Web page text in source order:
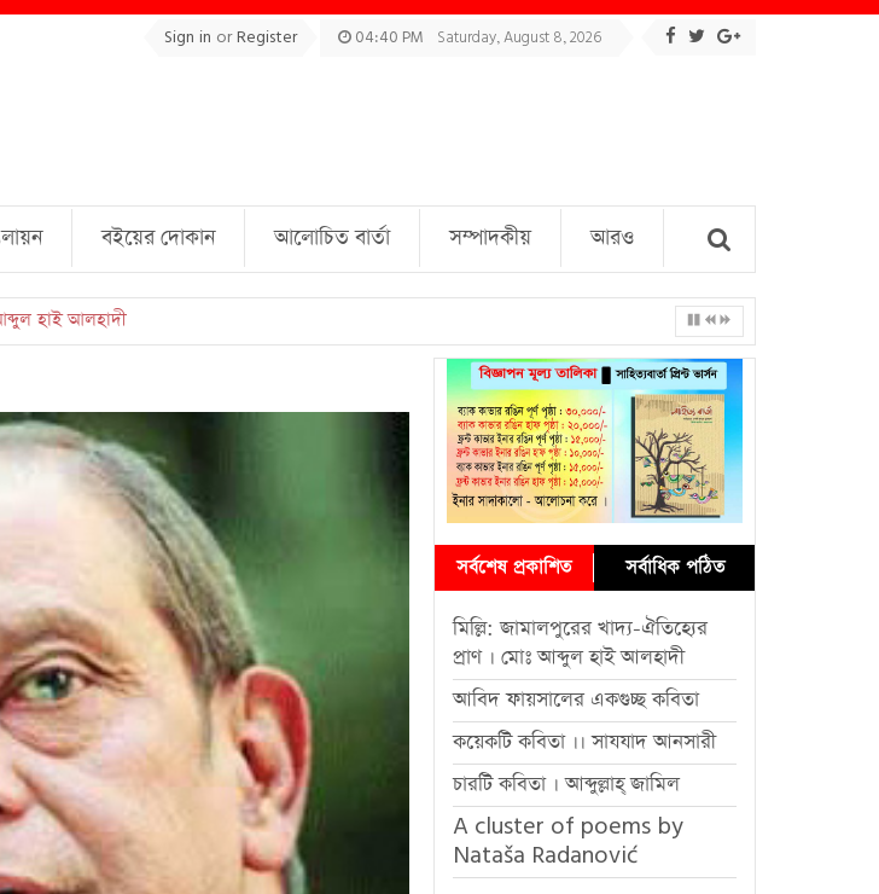
Sign in orRegister 04:40 PM Saturday, August 8, 2026
বইয়ের দোকান আলোচিত বার্তা সম্পাদকীয় আরও
সর্বশেষ প্রকাশিত সর্বাধিক পঠিত
মিল্লি: জামালপুরের খাদ্য-ঐতিহ্যের
প্রাণ । মোঃ আব্দুল হাই আলহাদী
আবিদ ফায়সালের একগুচ্ছ কবিতা
কয়েকটি কবিতা ।। সাযযাদ আনসারী
চারটি কবিতা । আব্দুল্লাহ্ জামিল
A cluster of poems by
Nataša Radanović